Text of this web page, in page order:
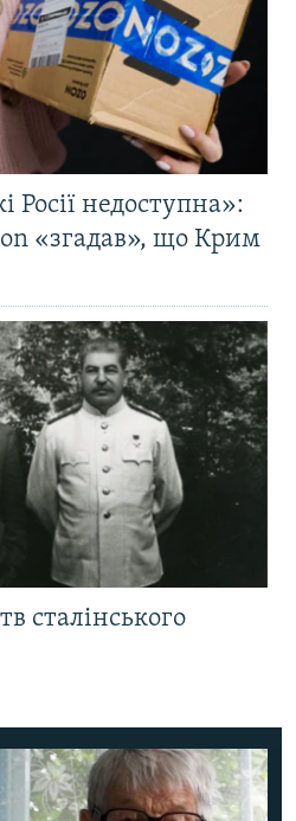
Росії недоступна»:
«згадав», що Крим
сталінського